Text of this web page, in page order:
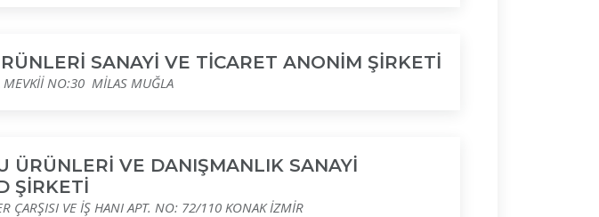
SANAYİ VE TİCARET ANONİM ŞİRKETİ
MEVKİİ NO:30 MİLAS MUĞLA
ÜRÜNLERİ VE DANIŞMANLIK SANAYİ
ŞİRKETİ
ÇARŞISI VE İŞ HANI APT. NO: 72/110 KONAK İZMİR